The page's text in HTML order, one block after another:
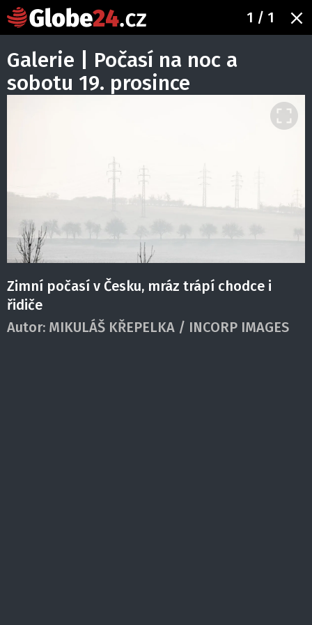
1 / 1
Galerie | Počasí na noc a
sobotu 19. prosince
Zimní počasí v Česku, mráz trápí chodce i
řidiče
Autor: MIKULÁŠ KŘEPELKA / INCORP IMAGES